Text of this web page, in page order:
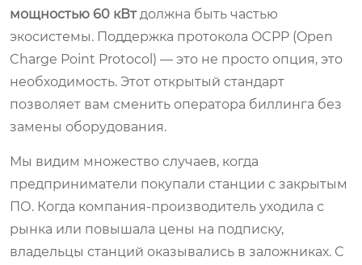
мощностью 60 кВтдолжна быть частью
экосистемы. Поддержка протокола OCPP (Open
Charge Point Protocol) — это не просто опция, это
необходимость. Этот открытый стандарт
позволяет вам сменить оператора биллинга без
замены оборудования.
Мы видим множество случаев, когда
предприниматели покупали станции с закрытым
ПО. Когда компания-производитель уходила с
рынка или повышала цены на подписку,
владельцы станций оказывались в заложниках. С